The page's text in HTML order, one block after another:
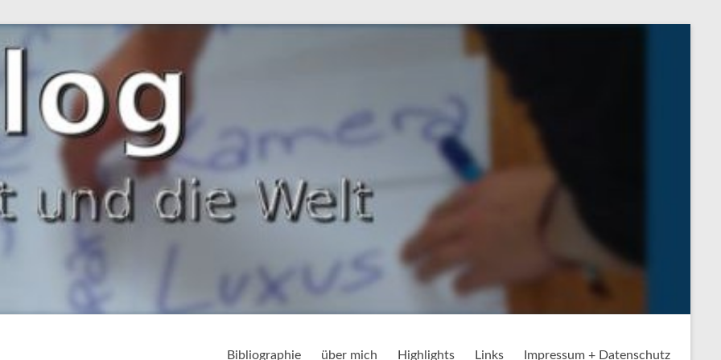
Bibliographie über mich Highlights Links Impressum + Datenschutz